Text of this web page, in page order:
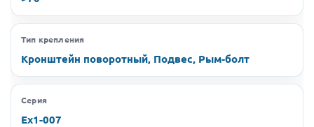
Тип крепления
Кронштейн поворотный, Подвес, Рым-болт
Серия
Ex1-007